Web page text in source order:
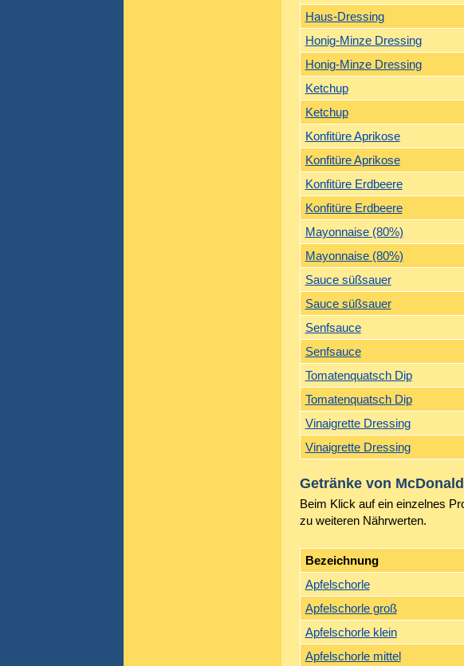
Haus-Dressing
Honig-Minze Dressing
Honig-Minze Dressing
Ketchup
Ketchup
Konfitüre Aprikose
Konfitüre Aprikose
Konfitüre Erdbeere
Konfitüre Erdbeere
Mayonnaise (80%)
Mayonnaise (80%)
Sauce süßsauer
Sauce süßsauer
Senfsauce
Senfsauce
Tomatenquatsch Dip
Tomatenquatsch Dip
Vinaigrette Dressing
Vinaigrette Dressing
Getränke von
Beim Klick auf ein einzelnes
zu weiteren Nährwerten.
Bezeichnung
Apfelschorle
Apfelschorle groß
Apfelschorle klein
Apfelschorle mittel